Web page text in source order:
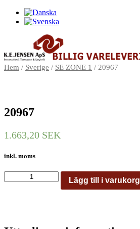
Hem / Sverige / SE ZONE 1 / 20967
20967
1.663,20 SEK
inkl. moms
mängd
Lägg till i varukorg